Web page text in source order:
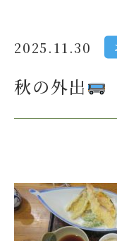
2025.11.30
秋の外出